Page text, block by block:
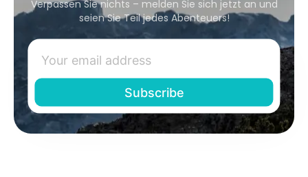
Verpassen Sie nichts – melden Sie sich jetzt an und
seien Sie Teil jedes Abenteuers!